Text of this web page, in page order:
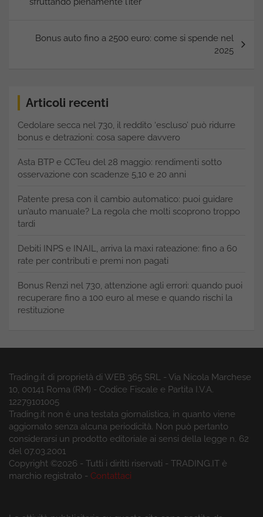
Bonus auto fino a 2500 euro: come si spende nel
2025
Articoli recenti
Cedolare secca nel 730, il reddito ‘escluso’ può ridurre
bonus e detrazioni: cosa sapere davvero
Asta BTP e CCTeu del 28 maggio: rendimenti sotto
osservazione con scadenze 5,10 e 20 anni
Patente presa con il cambio automatico: puoi guidare
un’auto manuale? La regola che molti scoprono troppo
tardi
Debiti INPS e INAIL, arriva la maxi rateazione: fino a 60
rate per contributi e premi non pagati
Bonus Renzi nel 730, attenzione agli errori: quando puoi
recuperare fino a 100 euro al mese e quando rischi la
restituzione
Trading.it di proprietà di WEB 365 SRL - Via Nicola Marchese
10, 00141 Roma (RM) - Codice Fiscale e Partita I.V.A.
12279101005
Trading.it non è una testata giornalistica, in quanto viene
aggiornato senza alcuna periodicità. Non può pertanto
considerarsi un prodotto editoriale ai sensi della legge n. 62
del 07.03.2001
Copyright ©2026 - Tutti i diritti riservati - TRADING.IT è
marchio registrato - Contattaci